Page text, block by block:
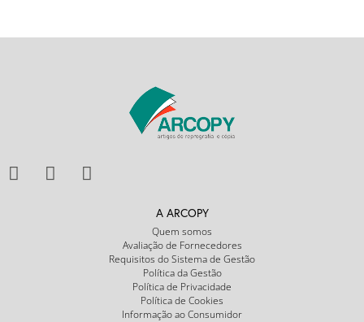
A ARCOPY
Quem somos
Avaliação de Fornecedores
Requisitos do Sistema de Gestão
Política da Gestão
Política de Privacidade
Política de Cookies
Informação ao Consumidor